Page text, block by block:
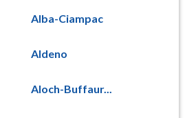
Alba-Ciampac
Aldeno
Aloch-Buffaur...